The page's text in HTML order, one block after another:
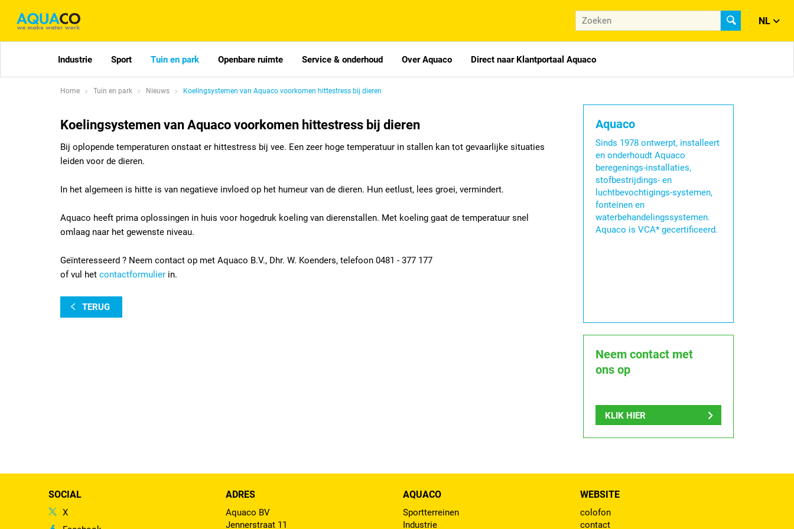
NL
Industrie Sport Tuin en park Openbare ruimte Service & onderhoud Over Aquaco Direct naar Klantportaal Aquaco
Home Tuin en park Nieuws Koelingsystemen van Aquaco voorkomen hittestress bij dieren
Koelingsystemen van Aquaco voorkomen hittestress bij dieren
Bij oplopende temperaturen onstaat er hittestress bij vee. Een zeer hoge temperatuur in stallen kan tot gevaarlijke situaties
leiden voor de dieren.
In het algemeen is hitte is van negatieve invloed op het humeur van de dieren. Hun eetlust, lees groei, vermindert.
Aquaco heeft prima oplossingen in huis voor hogedruk koeling van dierenstallen. Met koeling gaat de temperatuur snel
omlaag naar het gewenste niveau.
Geïnteresseerd ? Neem contact op met Aquaco B.V., Dhr. W. Koenders, telefoon 0481 - 377 177
of vul het contactformulier in.
TERUG
Aquaco
Sinds 1978 ontwerpt, installeert
en onderhoudt Aquaco
beregenings-installaties,
stofbestrijdings- en
luchtbevochtigings-systemen,
fonteinen en
waterbehandelingssystemen.
Aquaco is VCA* gecertificeerd.
Neem contact met
ons op
KLIK HIER
SOCIAL
X
ADRES
Aquaco BV
Jennerstraat 11
AQUACO
Sportterreinen
Industrie
WEBSITE
colofon
contact